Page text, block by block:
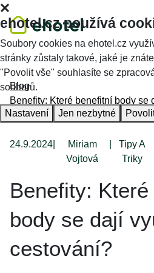
Blog
Benefity: Které benefitní body se
24.9.2024
Miriam
Vojtová
Tipy A
Triky
Benefity:
body se dají
cestování?
ehotel.cz používá
Soubory cookies na ehotel.cz
stránky zůstaly takové, jaké je
"Povolit vše" souhlasíte se
souborů.
Nastavení Jen nezbytné